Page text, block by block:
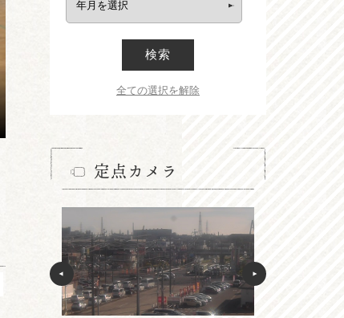
検索
全ての選択を解除
定点カメラ